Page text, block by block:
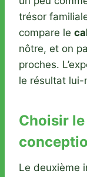
trésor
compare le
nôtre, et on
proches.
le résultat lui-
Choisir
Le deuxième